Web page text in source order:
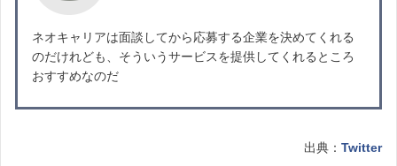
ネオキャリアは面談してから応募する企業を決めてくれる
のだけれども、そういうサービスを提供してくれるところ
おすすめなのだ
出典： Twitter